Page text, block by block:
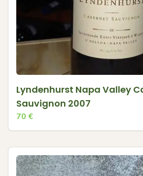
Lyndenhurst Napa Valley
Sauvignon 2007
70 €